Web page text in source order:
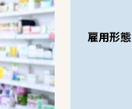
雇用形態